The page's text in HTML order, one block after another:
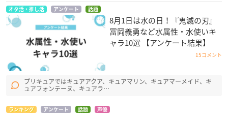
オタ活・推し活 アンケート 話題
8月1日は水の日！『鬼滅の刃』
冨岡義勇など水属性・水使いキ
ャラ10選 【アンケート結果】
15コメント
プリキュアではキュアアクア、キュアマリン、キュアマーメイド、キ
ュアフォンテーヌ、キュアラ…
ランキング アンケート 話題 声優